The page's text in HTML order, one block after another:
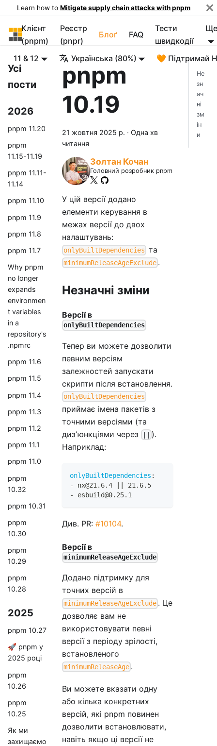
Learn how to Mitigate supply chain attacks with pnpm
pnpm
Клієнт
(pnpm)
Реєстр
(pnpr)
Блоґ FAQ
Тести
швидкодії
Ще
11 & 12 Українська (80%) 🧡 Підтримай
Усі
пости
2026
pnpm 11.20
pnpm
11.15-11.19
pnpm 11.11-
11.14
pnpm 11.10
pnpm 11.9
pnpm 11.8
pnpm 11.7
Why pnpm
no longer
expands
environmen
t variables
in a
repository's
.npmrc
pnpm 11.6
pnpm 11.5
pnpm 11.4
pnpm 11.3
pnpm 11.2
pnpm 11.1
pnpm 11.0
pnpm
10.32
pnpm 10.31
pnpm
10.30
pnpm
10.29
pnpm
10.28
2025
pnpm 10.27
🚀 pnpm у
2025 році
pnpm
10.26
pnpm
10.25
Як ми
захищаємо
pnpm
10.19
21 жовтня 2025 р. · Одна хв
читання
Золтан Кочан
Головний розробник pnpm
У цій версії додано
елементи керування в
межах версії до двох
налаштувань:
onlyBuiltDependencies та
minimumReleaseAgeExclude .
Незначні зміни
Версії в
onlyBuiltDependencies
Тепер ви можете дозволити
певним версіям
залежностей запускати
скрипти після встановлення.
onlyBuiltDependencies
приймає імена пакетів з
точними версіями (та
дизʼюнкціями через
).
Наприклад:
onlyBuiltDependencies :
-
nx@21.6.4
21.6.5
-
esbuild@0.25.1
Див. PR: #10104.
Версії в
minimumReleaseAgeExclude
Додано підтримку для
точних версій в
minimumReleaseAgeExclude . Це
дозволяє вам не
використовувати певні
версії з періоду зрілості,
встановленого
minimumReleaseAge .
Ви можете вказати одну
або кілька конкретних
версій, які pnpm повинен
дозволити встановлювати,
навіть якщо ці версії не
Не
зн
ач
ні
зм
ін
и